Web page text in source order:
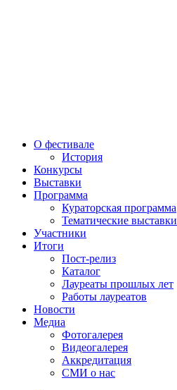
О фестивале
История
Конкурсы
Выставки
Программа
Кураторская программа
Тематические выставки
Участники
Итоги
Пост-релиз
Каталог
Лауреаты прошлых лет
Работы лауреатов
Новости
Медиа
Фотогалерея
Видеогалерея
Аккредитация
СМИ о нас